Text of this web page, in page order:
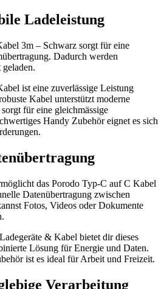
Ladeleistung
3m – Schwarz sorgt für eine
Dadurch werden
ist eine zuverlässige Leistung
Kabel unterstützt moderne
für eine gleichmässige
Handy Zubehör eignet es sich
das Porodo Typ-C auf C Kabel
Datenübertragung zwischen
Fotos, Videos oder Dokumente
& Kabel bietet dir dieses
Lösung für Energie und Daten.
ist es ideal für Arbeit und Freizeit.
Verarbeitung